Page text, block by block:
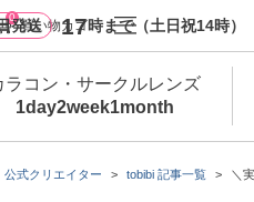
発送 17時まで（土日祝14時）
公式クリエイター tobibi 記事一覧 ＼
0
買い物カゴ
ラコン・サークルレンズ
1day2week1month